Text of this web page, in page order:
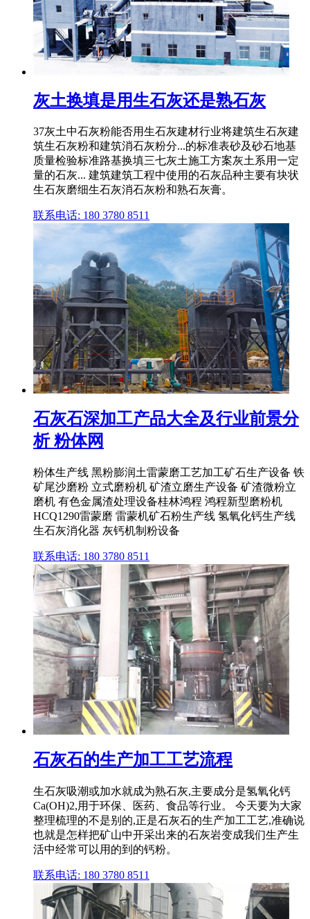
灰土换填是用生石灰还是熟石灰
37灰土中石灰粉能否用生石灰建材行业将建筑生石灰建
筑生石灰粉和建筑消石灰粉分...的标准表砂及砂石地基
质量检验标准路基换填三七灰土施工方案灰土系用一定
量的石灰... 建筑建筑工程中使用的石灰品种主要有块状
生石灰磨细生石灰消石灰粉和熟石灰膏。
联系电话: 180 3780 8511
石灰石深加工产品大全及行业前景分
析 粉体网
粉体生产线 黑粉膨润土雷蒙磨工艺加工矿石生产设备 铁
矿尾沙磨粉 立式磨粉机 矿渣立磨生产设备 矿渣微粉立
磨机 有色金属渣处理设备桂林鸿程 鸿程新型磨粉机
HCQ1290雷蒙磨 雷蒙机矿石粉生产线 氢氧化钙生产线
生石灰消化器 灰钙机制粉设备
联系电话: 180 3780 8511
石灰石的生产加工工艺流程
生石灰吸潮或加水就成为熟石灰,主要成分是氢氧化钙
Ca(OH)2,用于环保、医药、食品等行业。 今天要为大家
整理梳理的不是别的,正是石灰石的生产加工工艺,准确说
也就是怎样把矿山中开采出来的石灰岩变成我们生产生
活中经常可以用的到的钙粉。
联系电话: 180 3780 8511